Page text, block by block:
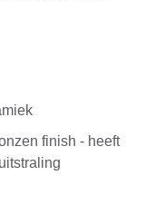
finish - heeft